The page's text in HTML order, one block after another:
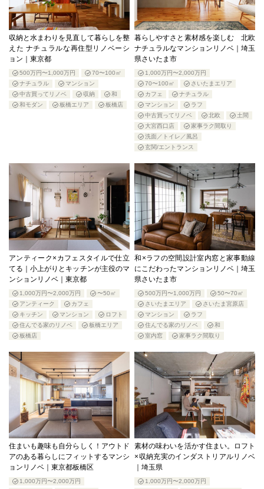
収納と水まわりを見直して暮らしを整
えた ナチュラルな再住型リノベーシ
ョン｜東京都
500万円〜1,000万円
70〜100㎡
ナチュラル
マンション
中古買ってリノベ
収納
和
和モダン
板橋エリア 板橋店
暮らしやすさと素材感を楽しむ 北欧
ナチュラルなマンションリノベ｜埼玉
県さいたま市
1,000万円〜2,000万円
70〜100㎡
さいたまエリア
カフェ
ナチュラル
マンション
ラフ
中古買ってリノベ
北欧
土間
大宮西口店
家事ラク間取り
洗面／トイレ／風呂
玄関/エントランス
アンティーク×カフェスタイルで仕立
てる｜小上がりとキッチンが主役のマ
ンションリノベ｜東京都
1,000万円〜2,000万円
〜50㎡
アンティーク
カフェ
キッチン
マンション
ロフト
住んでる家のリノベ
板橋エリア
板橋店
和×ラフの空間設計室内窓と家事動線
にこだわったマンションリノベ｜埼玉
県さいたま市
500万円〜1,000万円
50〜70㎡
さいたまエリア
さいたま宮原店
マンション
ラフ
住んでる家のリノベ
和
室内窓
家事ラク間取り
住まいも趣味も自分らしく！アウトド
アのある暮らしにフィットするマンシ
ョンリノベ｜東京都板橋区
1,000万円〜2,000万円
素材の味わいを活かす住まい。ロフト
×収納充実のインダストリアルリノベ
｜埼玉県
1,000万円〜2,000万円